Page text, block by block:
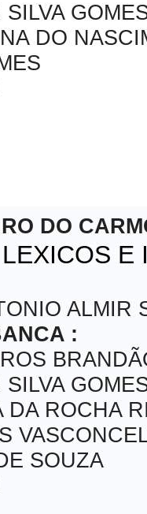
DO
DO
ALMIR
:
DA ROCHA
SOUZA